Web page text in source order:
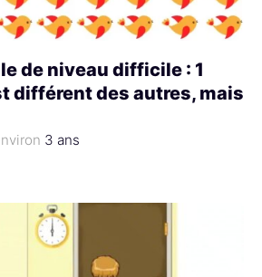
de niveau difficile : 1
différent des autres, mais
3 ans